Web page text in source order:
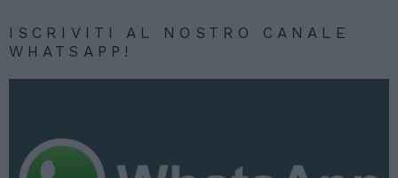
ISCRIVITI AL NOSTRO CANALE
WHATSAPP!